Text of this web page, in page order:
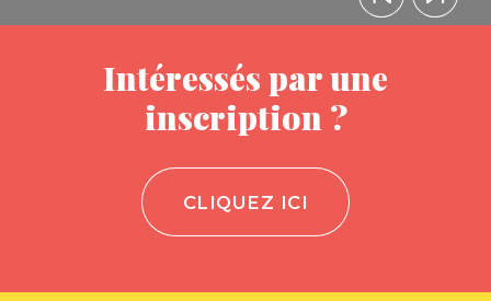
Intéressés par une
inscription ?
CLIQUEZ ICI